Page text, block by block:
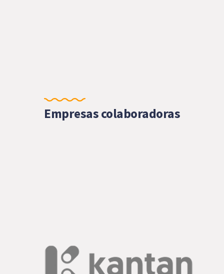
Empresas colaboradoras